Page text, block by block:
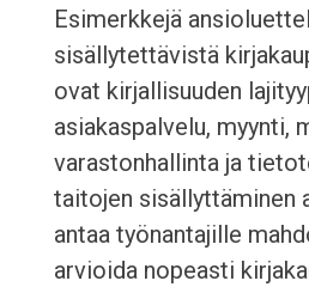
Esimerkkejä
sisällytettävistä
ovat kirjallisuuden
asiakaspalvelu, myynti,
varastonhallinta ja
taitojen sisällyttäminen
antaa työnantajille
arvioida nopeasti